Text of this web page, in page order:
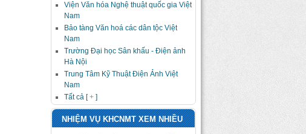
Viện Văn hóa Nghệ thuật quốc gia Việt
Nam
Bảo tàng Văn hoá các dân tộc Việt
Nam
Trường Đại học Sân khấu - Điện ảnh
Hà Nội
Trung Tâm Kỹ Thuật Điện Ảnh Việt
Nam
Tất cả [+ ]
NHIỆM VỤ KHCNMT XEM NHIỀU